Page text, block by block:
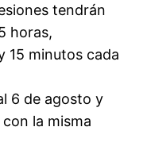
tendrán
horas,
15 minutos cada
6 de agosto y
la misma